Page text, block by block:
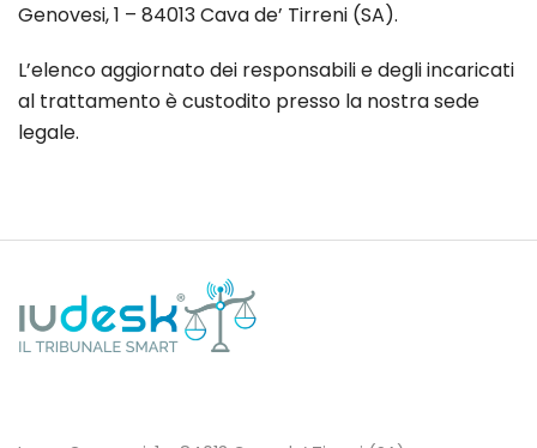
Genovesi, 1 – 84013 Cava de’ Tirreni (SA).
L’elenco aggiornato dei responsabili e degli incaricati
al trattamento è custodito presso la nostra sede
legale.